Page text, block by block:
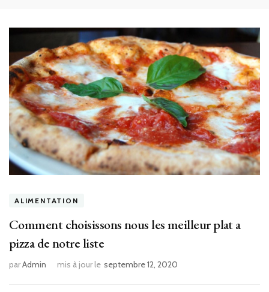
ALIMENTATION
Comment choisissons nous les meilleur plat a
pizza de notre liste
parAdmin mis à jour le septembre 12, 2020